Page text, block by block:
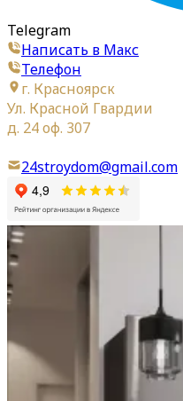
Telegram
Написать в Макс
Телефон
г. Красноярск
Ул. Красной Гвардии
д. 24 оф. 307
24stroydom@gmail.com